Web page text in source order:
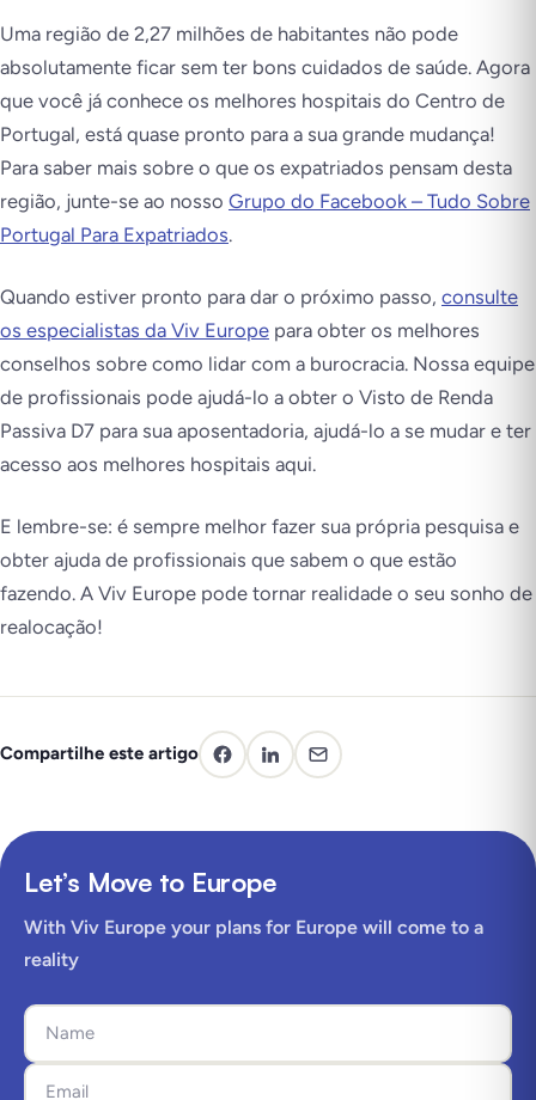
Uma região de 2,27 milhões de habitantes não pode
absolutamente ficar sem ter bons cuidados de saúde. Agora
que você já conhece os melhores hospitais do Centro de
Portugal, está quase pronto para a sua grande mudança!
Para saber mais sobre o que os expatriados pensam desta
região, junte-se ao nosso Grupo do Facebook – Tudo Sobre
Portugal Para Expatriados.
Quando estiver pronto para dar o próximo passo, consulte
os especialistas da Viv Europe para obter os melhores
conselhos sobre como lidar com a burocracia. Nossa equipe
de profissionais pode ajudá-lo a obter o Visto de Renda
Passiva D7 para sua aposentadoria, ajudá-lo a se mudar e ter
acesso aos melhores hospitais aqui.
E lembre-se: é sempre melhor fazer sua própria pesquisa e
obter ajuda de profissionais que sabem o que estão
fazendo. A Viv Europe pode tornar realidade o seu sonho de
realocação!
Compartilhe este artigo
Let’s Move to Europe
With Viv Europe your plans for Europe will come to a
reality